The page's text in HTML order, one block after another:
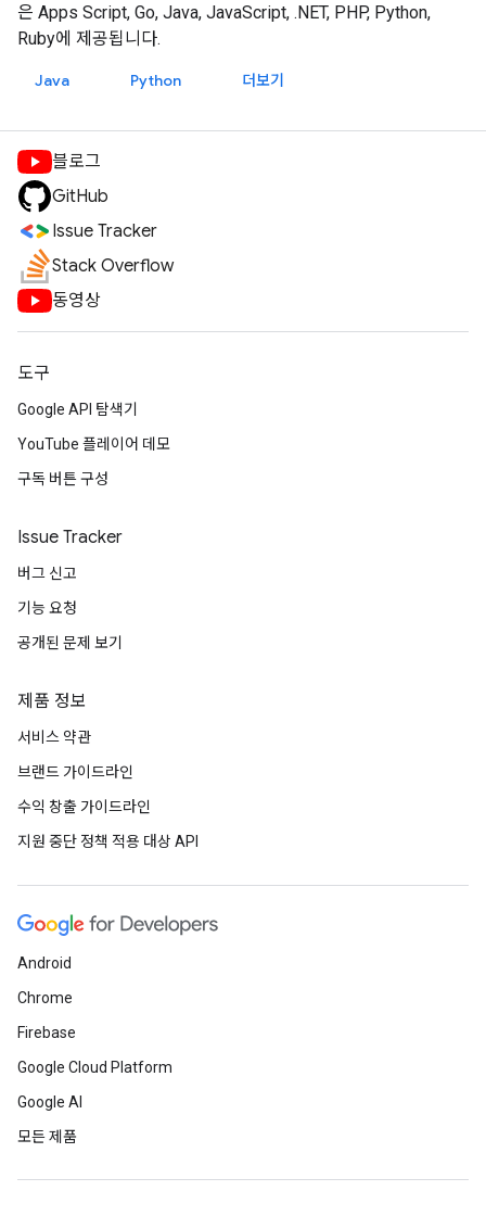
은 Apps Script, Go, Java, JavaScript, .NET, PHP, Python,
Ruby에 제공됩니다.
Java Python 더보기
블로그
GitHub
Issue Tracker
Stack Overflow
동영상
도구
Google API 탐색기
YouTube 플레이어 데모
구독 버튼 구성
Issue Tracker
버그 신고
기능 요청
공개된 문제 보기
제품 정보
서비스 약관
브랜드 가이드라인
수익 창출 가이드라인
지원 중단 정책 적용 대상 API
Android
Chrome
Firebase
Google Cloud Platform
Google AI
모든 제품